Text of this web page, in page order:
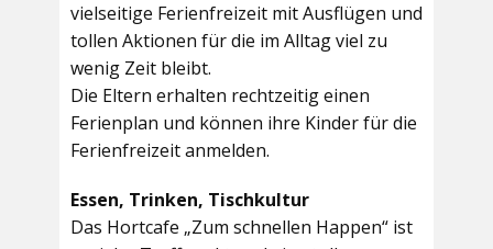
vielseitige Ferienfreizeit mit Ausflügen und
tollen Aktionen für die im Alltag viel zu
wenig Zeit bleibt.
Die Eltern erhalten rechtzeitig einen
Ferienplan und können ihre Kinder für die
Ferienfreizeit anmelden.
Essen, Trinken, Tischkultur
Das Hortcafe „Zum schnellen Happen“ ist